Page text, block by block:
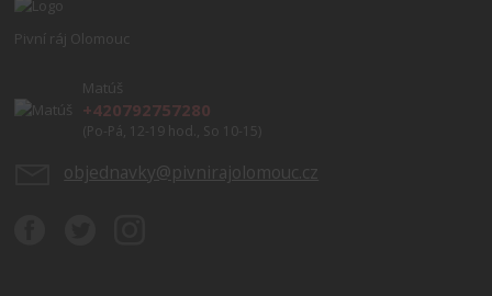
Pivní ráj Olomouc
Matúš
+420792757280
(Po-Pá, 12-19 hod., So 10-15)
objednavky@pivnirajolomouc.cz